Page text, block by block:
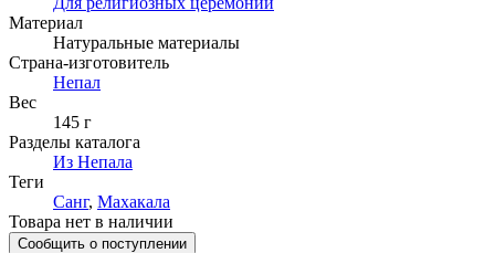
Материал
Натуральные материалы
Страна-изготовитель
Непал
Вес
145 г
Разделы каталога
Из Непала
Теги
Санг, Махакала
Товара нет в наличии
Сообщить о поступлении